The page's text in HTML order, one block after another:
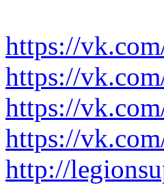
https://
https://
https://
https://
http://